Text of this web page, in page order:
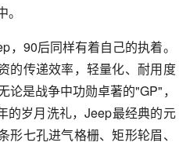
，90后同样有着自己的执着。
的传递效率，轻量化、耐用度
是战争中功勋卓著的"GP"，
的岁月洗礼，Jeep最经典的元
七孔进气格栅、矩形轮眉、